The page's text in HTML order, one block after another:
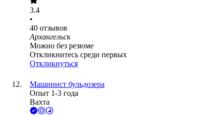
3.4
•
40 отзывов
Архангельск
Можно без резюме
Откликнитесь среди первых
Откликнуться
Машинист бульдозера
Опыт 1-3 года
Вахта